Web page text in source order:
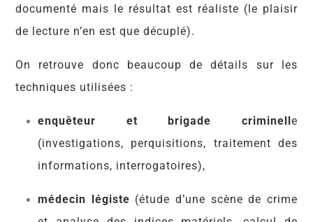
documenté mais le résultat est réaliste (le plaisir
de lecture n’en est que décuplé).
On retrouve donc beaucoup de détails sur les
techniques utilisées :
enquêteur et brigade criminelle
(investigations, perquisitions, traitement des
informations, interrogatoires),
médecin légiste (étude d’une scène de crime